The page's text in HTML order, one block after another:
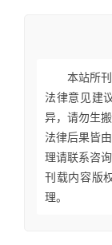
本站所
法律意见建
异，请勿生
法律后果皆
理请联系咨
刊载内容版
理。